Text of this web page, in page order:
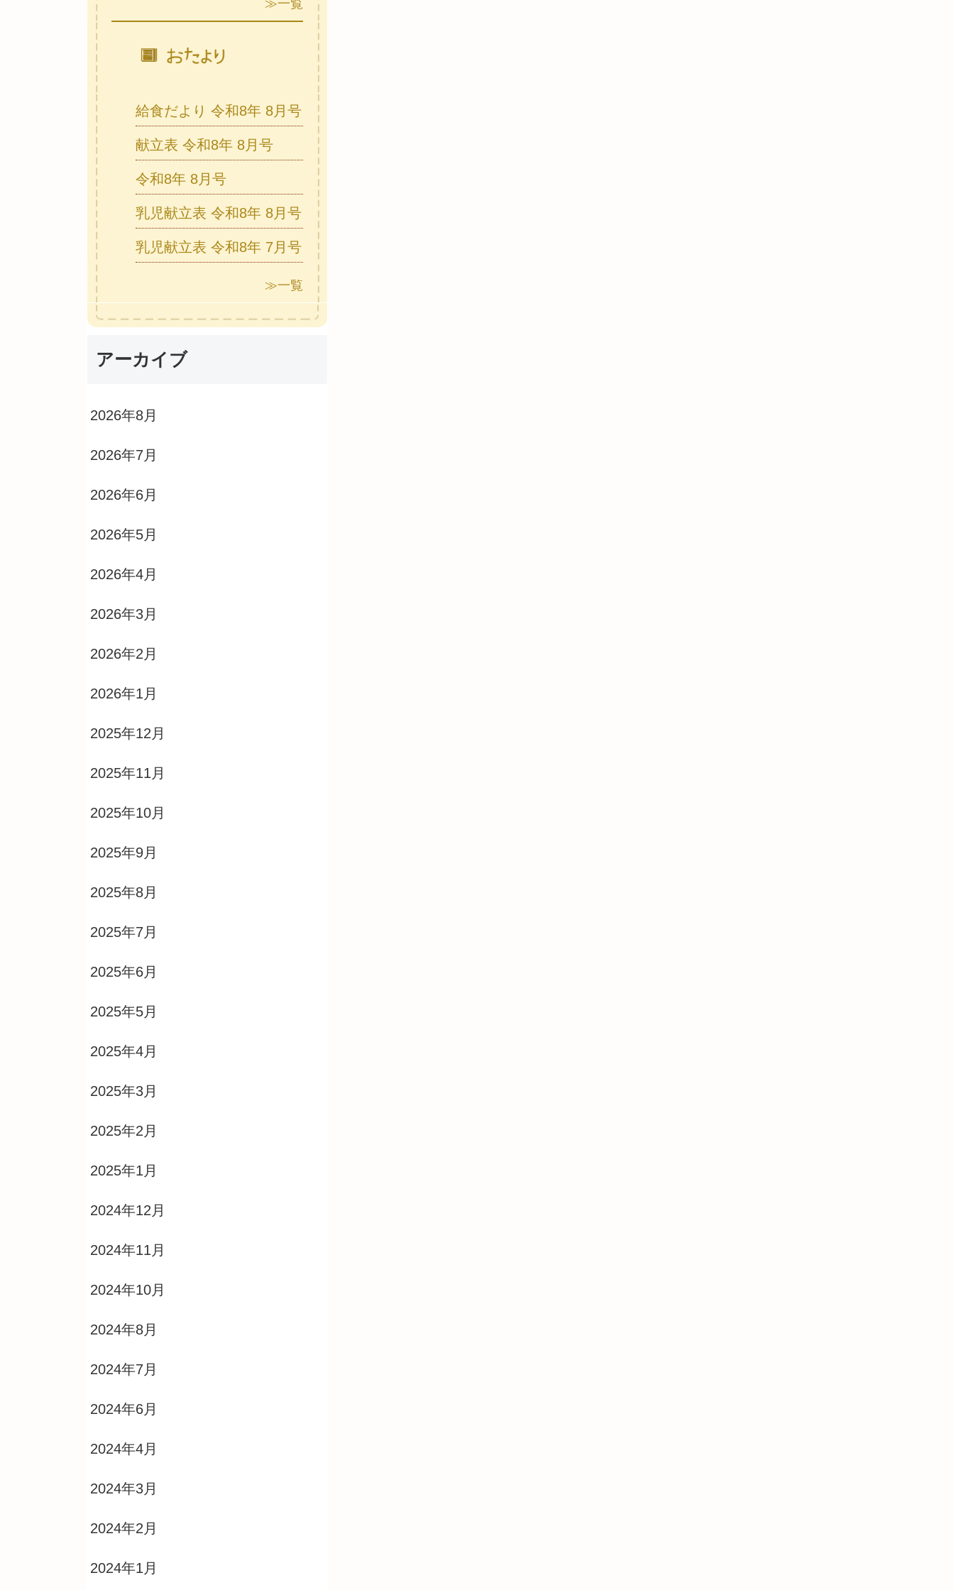
≫一覧
給食だより 令和8年 8月号
献立表 令和8年 8月号
令和8年 8月号
乳児献立表 令和8年 8月号
乳児献立表 令和8年 7月号
≫一覧
アーカイブ
2026年8月
2026年7月
2026年6月
2026年5月
2026年4月
2026年3月
2026年2月
2026年1月
2025年12月
2025年11月
2025年10月
2025年9月
2025年8月
2025年7月
2025年6月
2025年5月
2025年4月
2025年3月
2025年2月
2025年1月
2024年12月
2024年11月
2024年10月
2024年8月
2024年7月
2024年6月
2024年4月
2024年3月
2024年2月
2024年1月